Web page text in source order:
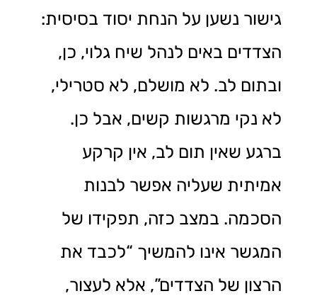
גישור נשען על הנחת יסוד בסיסית:
הצדדים באים לנהל שיח גלוי, כן,
ובתום לב. לא מושלם, לא סטרילי,
לא נקי מרגשות קשים, אבל כן.
ברגע שאין תום לב, אין קרקע
אמיתית שעליה אפשר לבנות
הסכמה. במצב כזה, תפקידו של
המגשר אינו להמשיך “לכבד את
הרצון של הצדדים”, אלא לעצור,